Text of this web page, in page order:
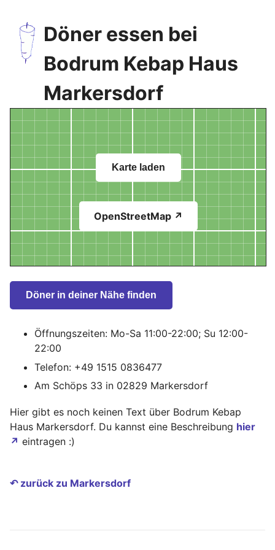
Döner essen bei
Bodrum Kebap Haus
Markersdorf
Karte laden
OpenStreetMap ↗
Döner in deiner Nähe finden
Öffnungszeiten: Mo-Sa 11:00-22:00; Su 12:00-
22:00
Telefon: +49 1515 0836477
Am Schöps 33 in 02829 Markersdorf
Hier gibt es noch keinen Text über Bodrum Kebap
Haus Markersdorf. Du kannst eine Beschreibung hier
↗ eintragen :)
↶ zurück zu Markersdorf